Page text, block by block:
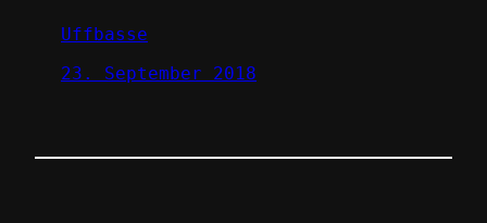
Uffbasse
23. September 2018